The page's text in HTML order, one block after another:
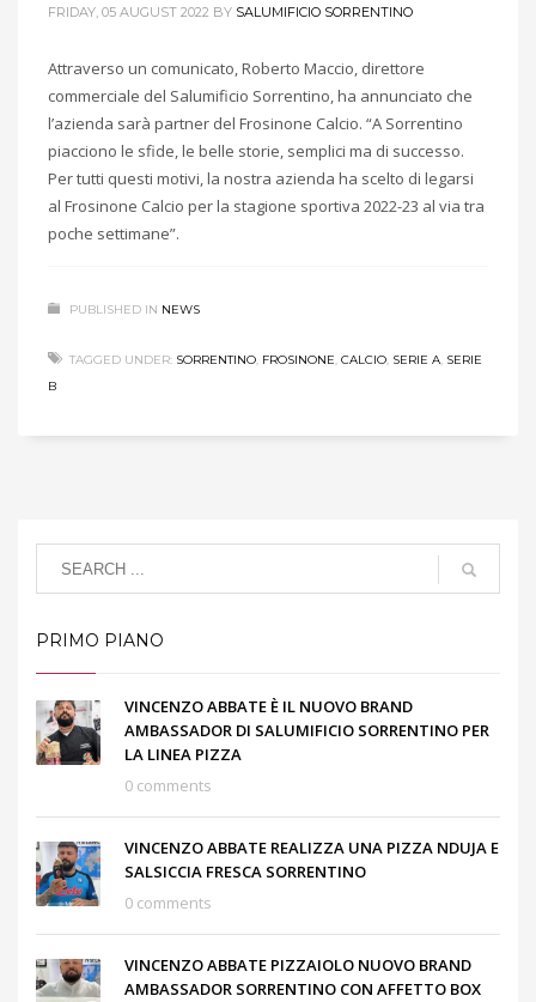
FRIDAY, 05 AUGUST 2022 BY SALUMIFICIO SORRENTINO
Attraverso un comunicato, Roberto Maccio, direttore
commerciale del Salumificio Sorrentino, ha annunciato che
l’azienda sarà partner del Frosinone Calcio. “A Sorrentino
piacciono le sfide, le belle storie, semplici ma di successo.
Per tutti questi motivi, la nostra azienda ha scelto di legarsi
al Frosinone Calcio per la stagione sportiva 2022-23 al via tra
poche settimane”.
PUBLISHED IN NEWS
TAGGED UNDER: SORRENTINO, FROSINONE, CALCIO, SERIE A, SERIE
B
PRIMO PIANO
VINCENZO ABBATE È IL NUOVO BRAND
AMBASSADOR DI SALUMIFICIO SORRENTINO PER
LA LINEA PIZZA
0 comments
VINCENZO ABBATE REALIZZA UNA PIZZA NDUJA E
SALSICCIA FRESCA SORRENTINO
0 comments
VINCENZO ABBATE PIZZAIOLO NUOVO BRAND
AMBASSADOR SORRENTINO CON AFFETTO BOX